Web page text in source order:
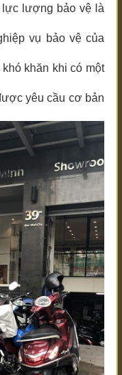
lực lượng bảo vệ là
vụ bảo vệ của
khăn khi có một
yêu cầu cơ bản